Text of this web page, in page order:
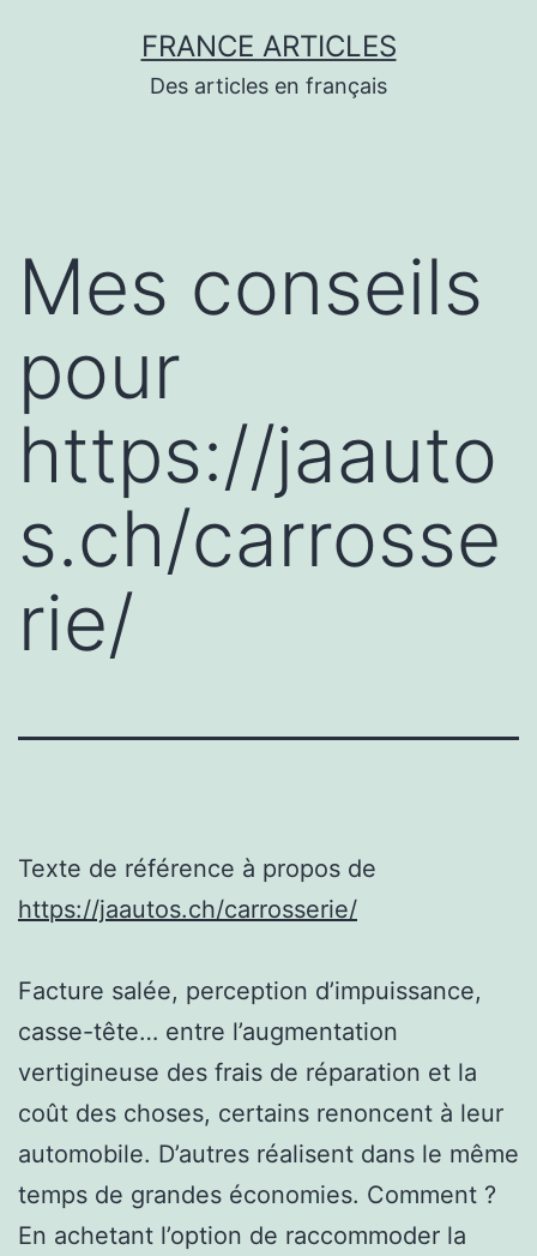
FRANCE ARTICLES
Des articles en français
Mes conseils
pour
https://jaauto
s.ch/carrosse
rie/
Texte de référence à propos de
https://jaautos.ch/carrosserie/
Facture salée, perception d’impuissance,
casse-tête… entre l’augmentation
vertigineuse des frais de réparation et la
coût des choses, certains renoncent à leur
automobile. D’autres réalisent dans le même
temps de grandes économies. Comment ?
En achetant l’option de raccommoder la